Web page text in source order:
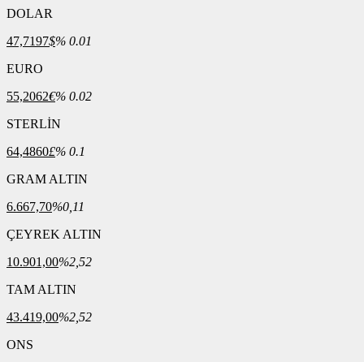
DOLAR
47,7197$% 0.01
EURO
55,2062€% 0.02
STERLİN
64,4860£% 0.1
GRAM ALTIN
6.667,70%0,11
ÇEYREK ALTIN
10.901,00%2,52
TAM ALTIN
43.419,00%2,52
ONS